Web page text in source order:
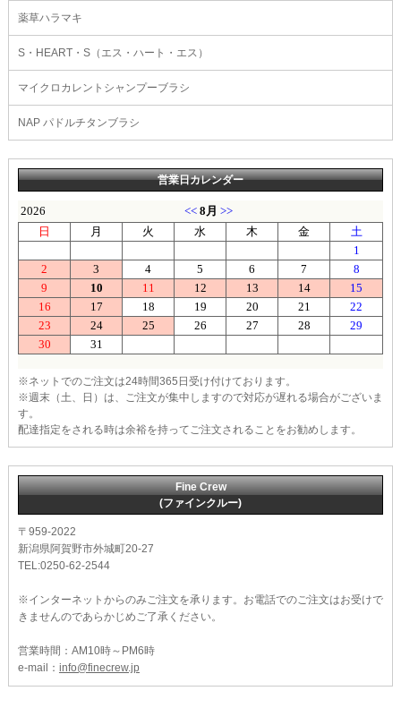
薬草ハラマキ
S・HEART・S（エス・ハート・エス）
マイクロカレントシャンプーブラシ
NAP パドルチタンブラシ
営業日カレンダー
※ネットでのご注文は24時間365日受け付けております。
※週末（土、日）は、ご注文が集中しますので対応が遅れる場合がございま
す。
配達指定をされる時は余裕を持ってご注文されることをお勧めします。
Fine Crew
(ファインクルー)
〒959-2022
新潟県阿賀野市外城町20-27
TEL:0250-62-2544
※インターネットからのみご注文を承ります。お電話でのご注文はお受けで
きませんのであらかじめご了承ください。
営業時間：AM10時～PM6時
e-mail： info@finecrew.jp